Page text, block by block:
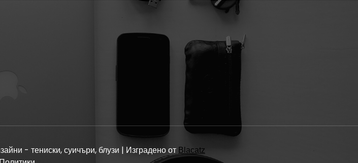
- тениски, суичъри, блузи | Изградено от Blacatz